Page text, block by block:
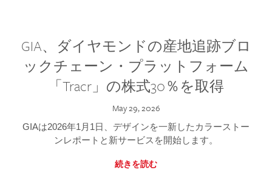
GIA、ダイヤモンドの産地追跡ブロ
ックチェーン・プラットフォーム
「Tracr」の株式30％を取得
May 29, 2026
GIAは2026年1月1日、デザインを一新したカラーストー
ンレポートと新サービスを開始します。
続きを読む